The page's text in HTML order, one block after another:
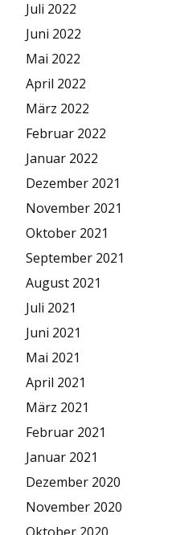
Juli 2022
Juni 2022
Mai 2022
April 2022
März 2022
Februar 2022
Januar 2022
Dezember 2021
November 2021
Oktober 2021
September 2021
August 2021
Juli 2021
Juni 2021
Mai 2021
April 2021
März 2021
Februar 2021
Januar 2021
Dezember 2020
November 2020